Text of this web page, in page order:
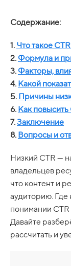
Содержание:
1. Что такое
2. Формула и
3. Факторы,
4. Какой
5. Причины
6. Как повысить
7.Заключение
8. Вопросы и
Низкий CTR —
владельцев
что контент и
аудиторию. Где
понимании
Давайте
рассчитать и